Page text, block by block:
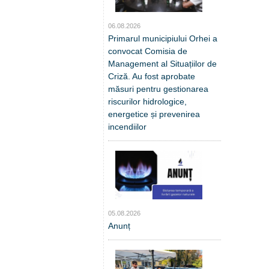
06.08.2026
Primarul municipiului Orhei a
convocat Comisia de
Management al Situațiilor de
Criză. Au fost aprobate
măsuri pentru gestionarea
riscurilor hidrologice,
energetice și prevenirea
incendiilor
05.08.2026
Anunț